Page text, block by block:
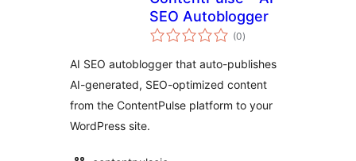
SEO Autoblogger
(0total
de
)
AI SEO autoblogger that auto-publishes
AI-generated, SEO-optimized content
from the ContentPulse platform to your
WordPress site.